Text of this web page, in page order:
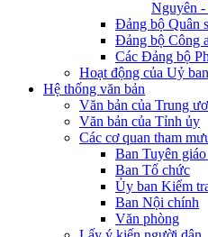
Nguyên
Đảng bộ Quân
Đảng bộ Công
Các Đảng bộ
Hoạt động của Uỷ
Hệ thống văn bản
Văn bản của Trung
Văn bản của Tỉnh ủy
Các cơ quan tham
Ban Tuyên
Ban Tổ chức
Ủy ban Kiểm
Ban Nội chính
Văn phòng